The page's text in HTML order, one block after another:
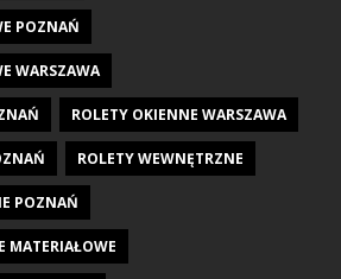
POZNAŃ
WARSZAWA
ROLETY OKIENNE WARSZAWA
ROLETY WEWNĘTRZNE
POZNAŃ
MATERIAŁOWE